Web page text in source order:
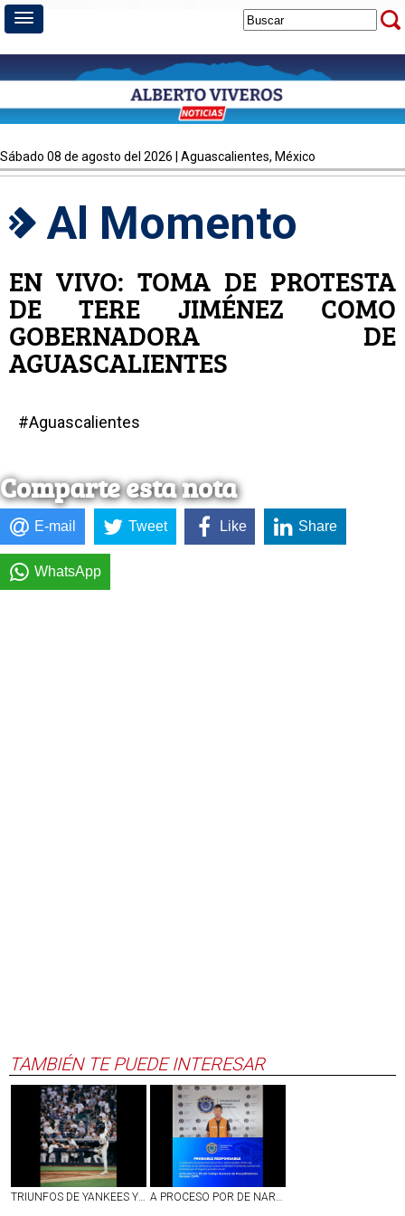
sábado 08 de agosto del 2026 | Aguascalientes, México
Al Momento
EN VIVO: TOMA DE PROTESTA
DE TERE JIMÉNEZ COMO
GOBERNADORA DE
AGUASCALIENTES
#Aguascalientes
Comparte esta nota
E-mail Tweet Like Share
WhatsApp
TAMBIÉN TE PUEDE INTERESAR
TRIUNFOS DE YANKEES Y BOSTON EN LA JORNADA DEL LUNES EN LAS GRANDES LIGAS A PROCESO POR DE NARCOMENUDEO SUJETO DETENIDO EN EJIDO DE PEÑUELAS, AGS